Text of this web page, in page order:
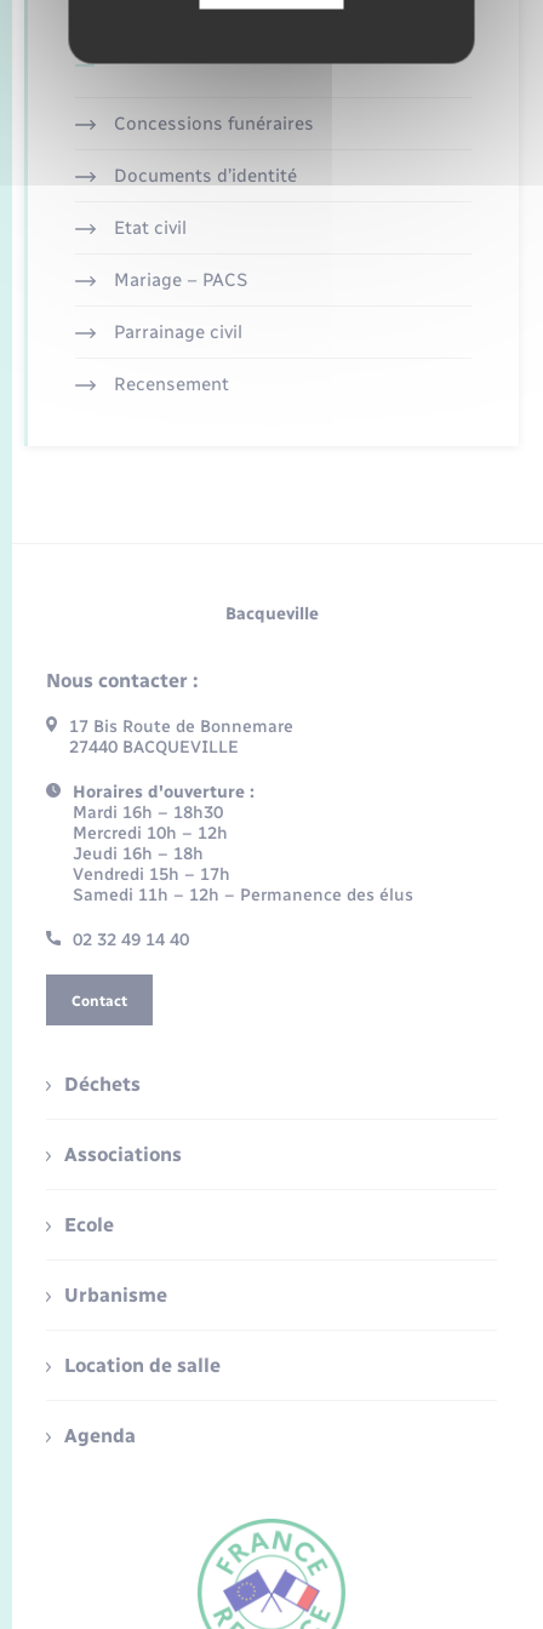
Concessions funéraires
Documents d’identité
Etat civil
Mariage – PACS
Parrainage civil
Recensement
Bacqueville
Nous contacter :
17 Bis Route de Bonnemare
27440 BACQUEVILLE
Horaires d'ouverture :
Mardi 16h – 18h30
Mercredi 10h – 12h
Jeudi 16h – 18h
Vendredi 15h – 17h
Samedi 11h – 12h – Permanence des élus
02 32 49 14 40
Contact
Déchets
Associations
Ecole
Urbanisme
Location de salle
Agenda